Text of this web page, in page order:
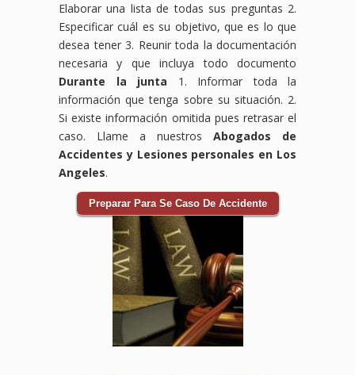
Elaborar una lista de todas sus preguntas 2.
Especificar cuál es su objetivo, que es lo que
desea tener 3. Reunir toda la documentación
necesaria y que incluya todo documento
Durante la junta 1. Informar toda la
información que tenga sobre su situación. 2.
Si existe información omitida pues retrasar el
caso. Llame a nuestros Abogados de
Accidentes y Lesiones personales en Los
Angeles.
Preparar Para Se Caso De Accidente